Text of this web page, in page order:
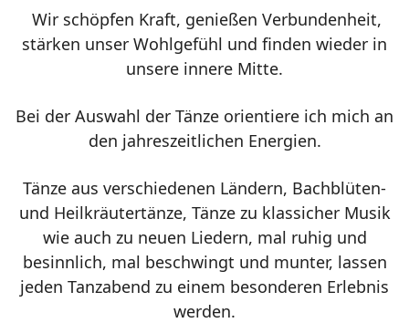
Wir schöpfen Kraft, genießen Verbundenheit,
stärken unser Wohlgefühl und finden wieder in
unsere innere Mitte.
Bei der Auswahl der Tänze orientiere ich mich an
den jahreszeitlichen Energien.
Tänze aus verschiedenen Ländern, Bachblüten-
und Heilkräutertänze, Tänze zu klassicher Musik
wie auch zu neuen Liedern, mal ruhig und
besinnlich, mal beschwingt und munter, lassen
jeden Tanzabend zu einem besonderen Erlebnis
werden.